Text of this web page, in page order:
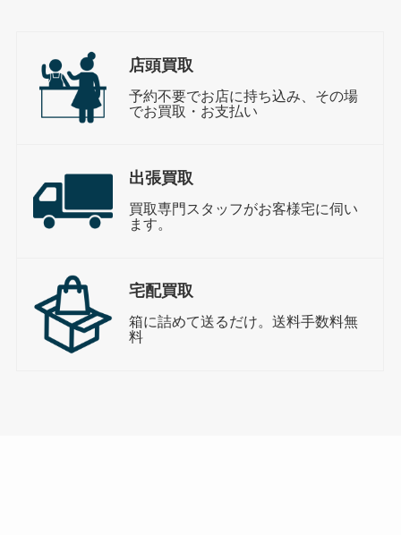
店頭買取
予約不要でお店に持ち込み、その場
でお買取・お支払い
出張買取
買取専門スタッフがお客様宅に伺い
ます。
宅配買取
箱に詰めて送るだけ。送料手数料無
料